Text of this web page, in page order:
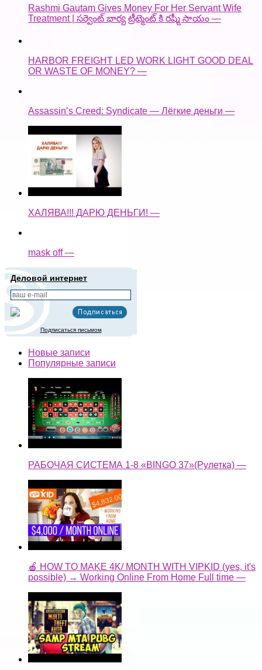
Rashmi Gautam Gives Money For Her Servant Wife
Treatment | సర్వెంట్ భార్య ట్రీట్మెంట్ కి రష్మీ సాయం —
HARBOR FREIGHT LED WORK LIGHT GOOD DEAL
OR WASTE OF MONEY? —
Assassin’s Creed: Syndicate — Лёгкие деньги —
ХАЛЯВА!!! ДАРЮ ДЕНЬГИ! —
mask off —
Деловой интернет
Подписаться письмом
Новые записи
Популярные записи
РАБОЧАЯ СИСТЕМА 1-8 «BINGO 37»(Рулетка) —
🍎 HOW TO MAKE 4K/ MONTH WITH VIPKID (yes, it's
possible) → Working Online From Home Full time —